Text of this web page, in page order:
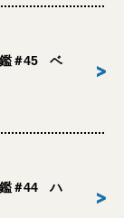
鑑＃45 ベ
>
鑑＃44 ハ
>